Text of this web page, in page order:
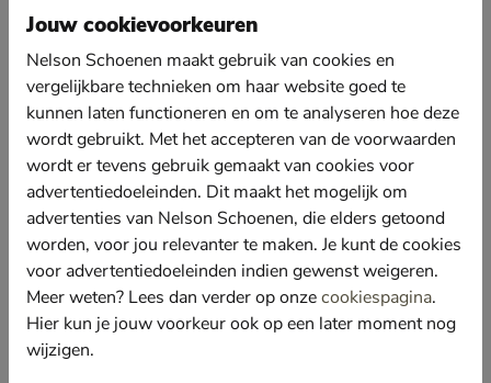
Gabor dames pump
Een mooie stijlvolle hak is een must voor iedere
vrouw, deze variant van Gabor heeft een nette
uitstraling en zit ook nog eens heerlijk! Perfect voor
wanneer je uitgenodigd bent voor een bruiloft.
Deze klassieke dames pump is uitgevoerd in suede.
De binnenkant is geheel bekleed met leer, leer is goed
voor het bevorderen van het voetklimaat.
Het voetbed is tevens gemaakt van leer, dit zorgt voor
een op den duur perfecte pasvorm doordat leer zich
vormt naar de vorm van de voet.
De loopzool is uitgevoerd in rubber en is voorzien
van een fijn profiel. De hak is bekleed met suede en
heeft en hoogte van 5,5 cm.
Jouw cookievoorkeuren
Nelson Schoenen maakt gebruik van cookies en
vergelijkbare technieken om haar website goed te
kunnen laten functioneren en om te analyseren hoe deze
wordt gebruikt. Met het accepteren van de voorwaarden
wordt er tevens gebruik gemaakt van cookies voor
advertentiedoeleinden. Dit maakt het mogelijk om
advertenties van Nelson Schoenen, die elders getoond
worden, voor jou relevanter te maken. Je kunt de cookies
voor advertentiedoeleinden indien gewenst weigeren.
Meer weten? Lees dan verder op onzecookiespagina.
Hier kun je jouw voorkeur ook op een later moment nog
wijzigen.